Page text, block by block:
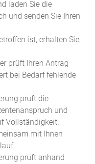
laden Sie die
und senden Sie Ihren
ist, erhalten Sie
prüft Ihren Antrag
bei Bedarf fehlende
prüft die
und
Vollständigkeit.
mit Ihnen
prüft anhand